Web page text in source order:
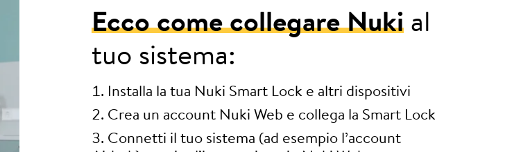
Ecco come collegare Nukial
tuo sistema:
Installa la tua Nuki Smart Lock e altri dispositivi
Crea un account Nuki Web e collega la Smart Lock
Connetti il tuo sistema (ad esempio l’account